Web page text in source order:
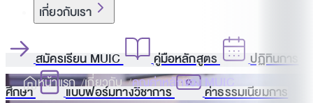
เกี่ยวกับเรา
สมัครเรียน MUIC คู่มือหลักสูตร
ปฏิทินการ
ศึกษา
แบบฟอร์มทางวิชาการ
ค่าธรรมเนียมการ
หน้าแรก เกี่ยวกับ คุณค่าหลักของ MUIC